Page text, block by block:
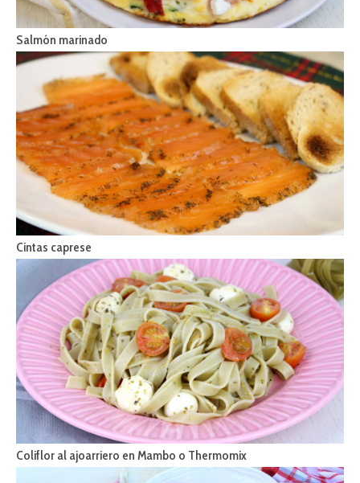
Salmón marinado
Cintas caprese
Coliflor al ajoarriero en Mambo o Thermomix